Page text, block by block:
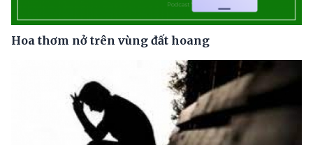
Hoa thơm nở trên vùng đất hoang